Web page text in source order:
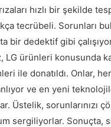
hızlı bir şekilde
tecrübeli. Sorunları
bir dedektif gibi
LG ürünleri konusunda
ile donatıldı. Onlar,
anlıyor ve en yeni
Üstelik, sorunlarınızı
sergiliyorlar. Sonuçta,